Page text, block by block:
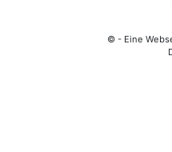
© - Eine